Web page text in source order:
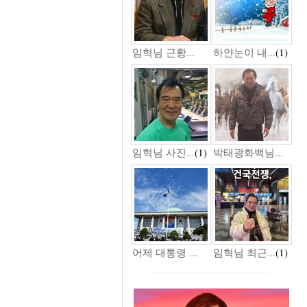
임혁님 근황... 하얀눈이 내...(1)
임혁님 사진...(1) 박태광화백님...
어제 대통령 ... 임혁님 최근...(1)